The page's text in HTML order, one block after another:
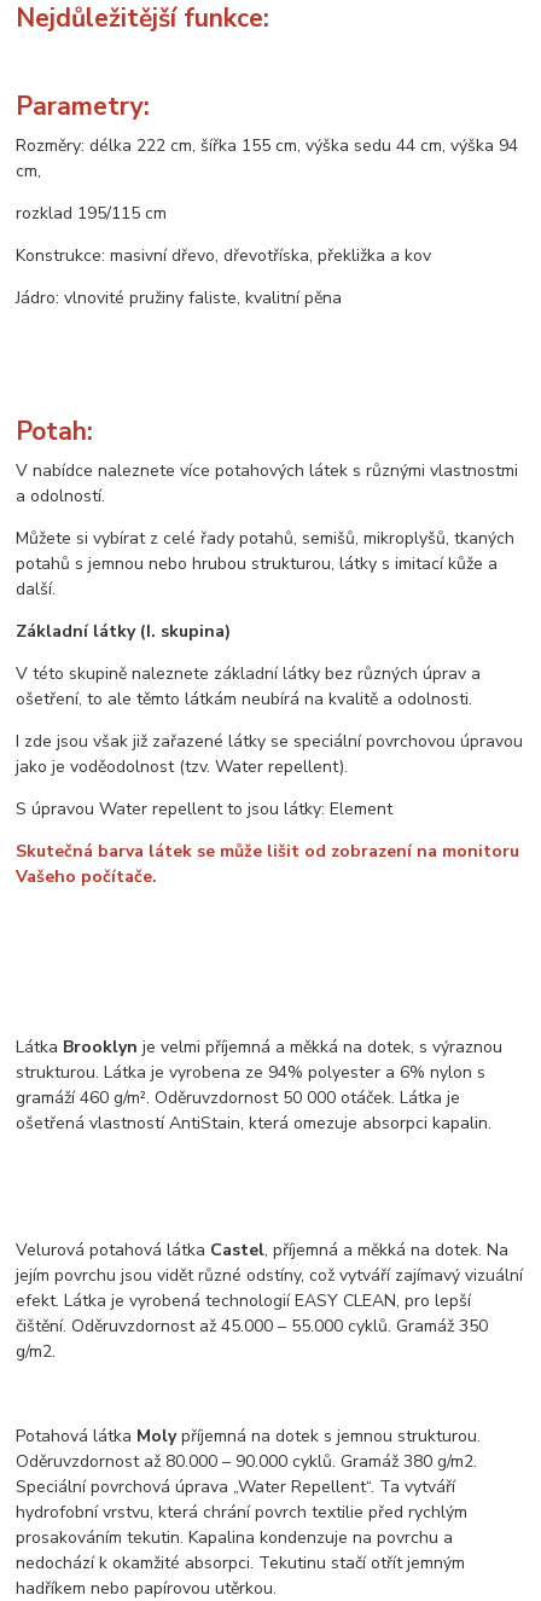
Nejdůležitější funkce:
Parametry:
Rozměry: délka 222 cm, šířka 155 cm, výška sedu 44 cm, výška 94
cm,
rozklad 195/115 cm
Konstrukce: masivní dřevo, dřevotříska, překližka a kov
Jádro: vlnovité pružiny faliste, kvalitní pěna
Potah:
V nabídce naleznete více potahových látek s různými vlastnostmi
a odolností.
Můžete si vybírat z celé řady potahů, semišů, mikroplyšů, tkaných
potahů s jemnou nebo hrubou strukturou, látky s imitací kůže a
další.
Základní látky (I. skupina)
V této skupině naleznete základní látky bez různých úprav a
ošetření, to ale těmto látkám neubírá na kvalitě a odolnosti.
I zde jsou však již zařazené látky se speciální povrchovou úpravou
jako je voděodolnost (tzv. Water repellent).
S úpravou Water repellent to jsou látky: Element
Skutečná barva látek se může lišit od zobrazení na monitoru
Vašeho počítače.
Látka Brooklyn je velmi příjemná a měkká na dotek, s výraznou
strukturou. Látka je vyrobena ze 94% polyester a 6% nylon s
gramáží 460 g/m². Oděruvzdornost 50 000 otáček. Látka je
ošetřená vlastností AntiStain, která omezuje absorpci kapalin.
Velurová potahová látka Castel, příjemná a měkká na dotek. Na
jejím povrchu jsou vidět různé odstíny, což vytváří zajímavý vizuální
efekt. Látka je vyrobená technologií EASY CLEAN, pro lepší
čištění. Oděruvzdornost až 45.000 – 55.000 cyklů. Gramáž 350
g/m2.
Potahová látka Molypříjemná na dotek s jemnou strukturou.
Oděruvzdornost až 80.000 – 90.000 cyklů. Gramáž 380 g/m2.
Speciální povrchová úprava „Water Repellent“. Ta vytváří
hydrofobní vrstvu, která chrání povrch textilie před rychlým
prosakováním tekutin. Kapalina kondenzuje na povrchu a
nedochází k okamžité absorpci. Tekutinu stačí otřít jemným
hadříkem nebo papírovou utěrkou.